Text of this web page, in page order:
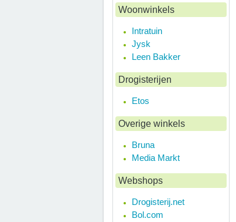
Woonwinkels
Intratuin
Jysk
Leen Bakker
Drogisterijen
Etos
Overige winkels
Bruna
Media Markt
Webshops
Drogisterij.net
Bol.com